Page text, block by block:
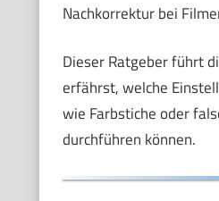
Nachkorrektur bei
Dieser Ratgeber führt
erfährst, welche
wie Farbstiche oder
durchführen können.